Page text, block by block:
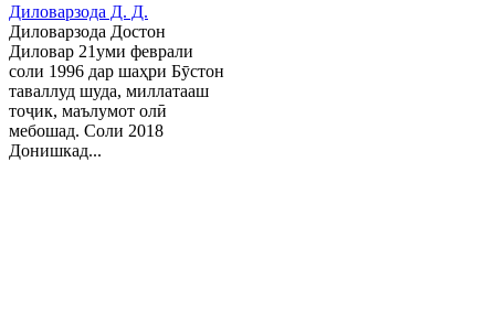
Диловарзода Д. Д.
Диловарзода Достон
Диловар 21уми феврали
соли 1996 дар шаҳри Бӯстон
таваллуд шуда, миллатааш
тоҷик, маълумот олӣ
мебошад. Соли 2018
Донишкад...